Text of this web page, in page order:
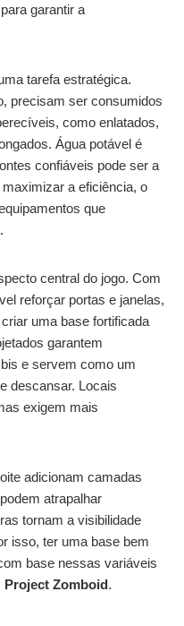
garantir a
tarefa estratégica.
precisam ser consumidos
como enlatados,
Água potável é
confiáveis pode ser a
a eficiência, o
que
central do jogo. Com
reforçar portas e janelas,
uma base fortificada
garantem
e servem como um
descansar. Locais
exigem mais
adicionam camadas
atrapalhar
tornam a visibilidade
isso, ter uma base bem
base nessas variáveis
Project Zomboid.